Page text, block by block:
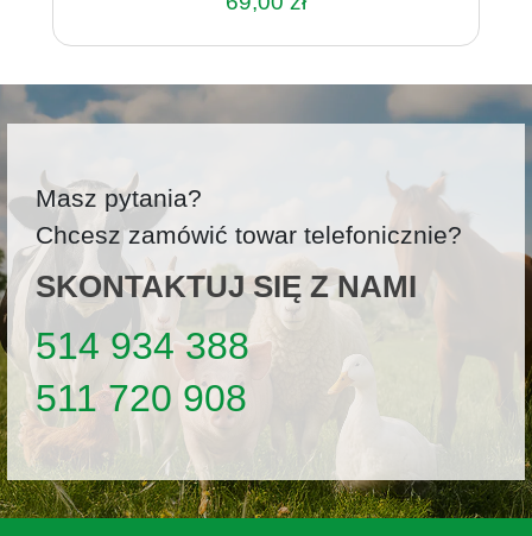
Masz pytania?
Chcesz zamówić towar telefonicznie?
SKONTAKTUJ SIĘ Z NAMI
514 934 388
511 720 908